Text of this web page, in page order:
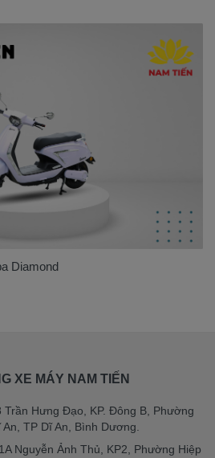
Diamond
XE MÁY NAM TIẾN
Trần Hưng Đạo, KP. Đông B, Phường
TP Dĩ An, Bình Dương.
Nguyễn Ảnh Thủ, KP2, Phường Hiệp